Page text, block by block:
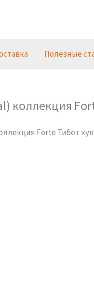
Полезные
коллекция
Forte Тибет